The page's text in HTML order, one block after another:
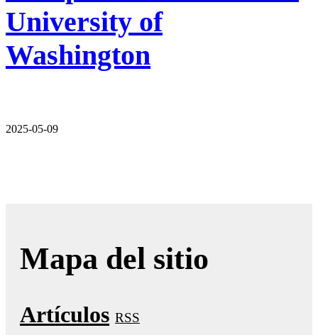
University of
Washington
2025-05-09
Mapa del sitio
Artículos RSS